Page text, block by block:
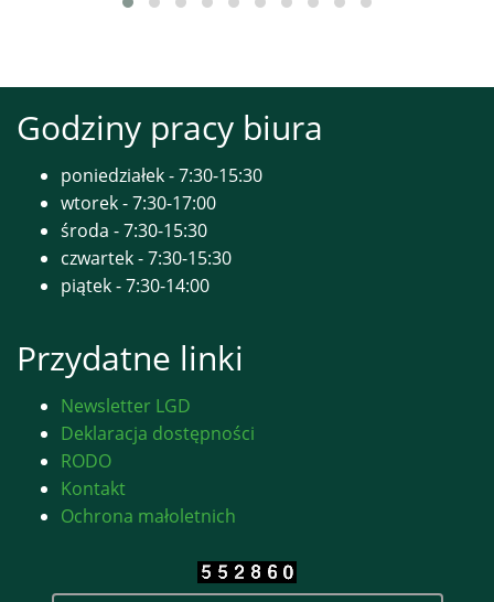
Godziny pracy biura
poniedziałek - 7:30-15:30
wtorek - 7:30-17:00
środa - 7:30-15:30
czwartek - 7:30-15:30
piątek - 7:30-14:00
Przydatne linki
Newsletter LGD
Deklaracja dostępności
RODO
Kontakt
Ochrona małoletnich